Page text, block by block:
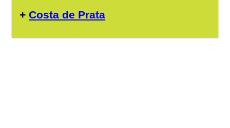
+ Costa de Prata